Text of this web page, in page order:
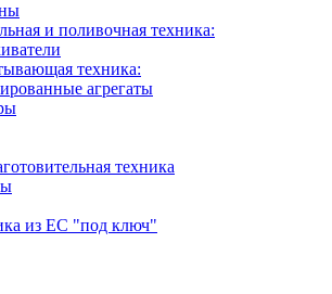
и поливочная техника:
техника:
агрегаты
техника
из ЕС "под ключ"